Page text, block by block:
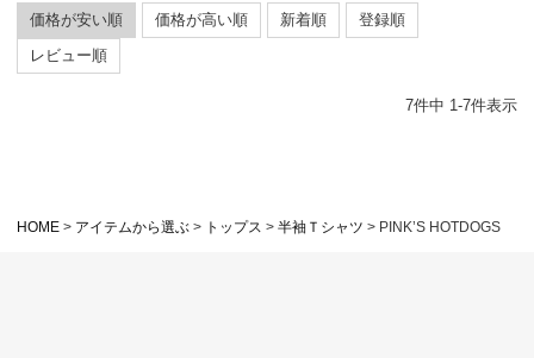
価格が安い順
価格が高い順 新着順
登録順
レビュー順
7件中 1 -7件表示
HOME アイテムから選ぶ トップス 半袖Ｔシャツ PINK’S HOTDOGS